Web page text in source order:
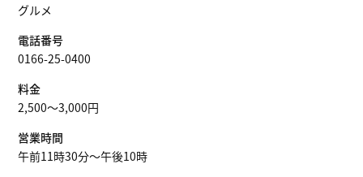
グルメ
電話番号
0166-25-0400
料金
2,500～3,000円
営業時間
午前11時30分～午後10時